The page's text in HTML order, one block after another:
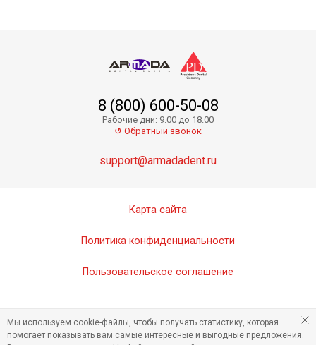
8 (800) 600-50-08
Рабочие дни: 9.00 до 18.00
↺ Обратный звонок
support@armadadent.ru
Карта сайта
Политика конфиденциальности
Пользовательское соглашение
Мы используем cookie-файлы, чтобы получать статистику, которая
помогает показывать вам самые интересные и выгодные предложения.